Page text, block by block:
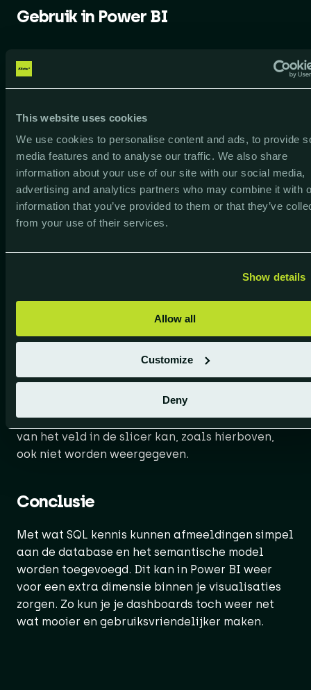
This website uses cookies
We use cookies to personalise content and ads, to provide
media features and to analyse our traffic. We also share
information about your use of our site with our social media,
advertising and analytics partners who may combine it with
information that you’ve provided to them or that they’ve
from your use of their services.
Show details
Allow all
Customize
Deny
Gebruik in Power BI
Visualisaties
Op het moment dat de objecten correct zijn
zonder problemen worden gebruikt in
bijvoorbeeld tabel en matrix visuals. De
afbeeldingen worden automatisch goed
weergegeven en in de eigenschappen van de
visual kan onder “afbeeldingsgrootte” de grootte
van de afbeeldingen worden ingesteld.
Slicers
Afbeeldingen kunnen ook gebruik worden in de
(New) Card visual en de (New) Slicer visual. Het
gebruik binnen deze visuals werkt iets anders.
Als data element in de visual dient er gewoon
bijbehorende [ImageUrl] velden kunnen dan in
de eigenschappen onder Images/Afbeeldingen
worden toegevoegd. Hier kunnen dan ook de
eigenschappen worden geconfigureerd. De tekst
van het veld in de slicer kan, zoals hierboven,
ook niet worden weergegeven.
Conclusie
Met wat SQL kennis kunnen afmeeldingen simpel
aan de database en het semantische model
worden toegevoegd. Dit kan in Power BI weer
voor een extra dimensie binnen je visualisaties
zorgen. Zo kun je je dashboards toch weer net
wat mooier en gebruiksvriendelijker maken.